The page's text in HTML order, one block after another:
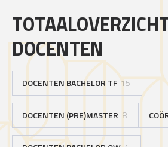
DOCENTEN
DOCENTEN BACHELOR TF 15
DOCENTEN (PRE)MASTER 8